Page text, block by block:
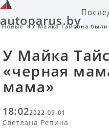
autoparus.by
Новые
У Майка Тайсона были
У Майка
«черная
мама»
18:022022-09-01
Светлана Репина